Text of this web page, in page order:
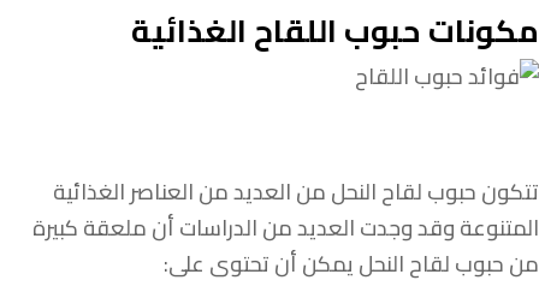
مكونات حبوب اللقاح الغذائية
تتكون حبوب لقاح النحل من العديد من العناصر الغذائية
المتنوعة وقد وجدت العديد من الدراسات أن ملعقة كبيرة
من حبوب لقاح النحل يمكن أن تحتوى على: